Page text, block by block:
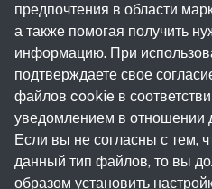
предпочтения в области
а также помогая получить
информацию. При
подтверждаете свое
файлов cookie в
уведомлением в отношении
Если вы не согласны с тем,
данный тип файлов, то вы
образом установить